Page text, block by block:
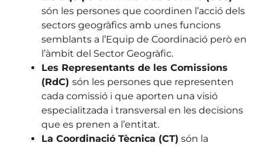
són les persones que coordinen l’acció dels
sectors geogràfics amb unes funcions
semblants a l’Equip de Coordinació però en
l’àmbit del Sector Geogràfic.
Les Representants de les Comissions
(RdC) són les persones que representen
cada comissió i que aporten una visió
especialitzada i transversal en les decisions
que es prenen a l’entitat.
La Coordinació Tècnica (CT) són la